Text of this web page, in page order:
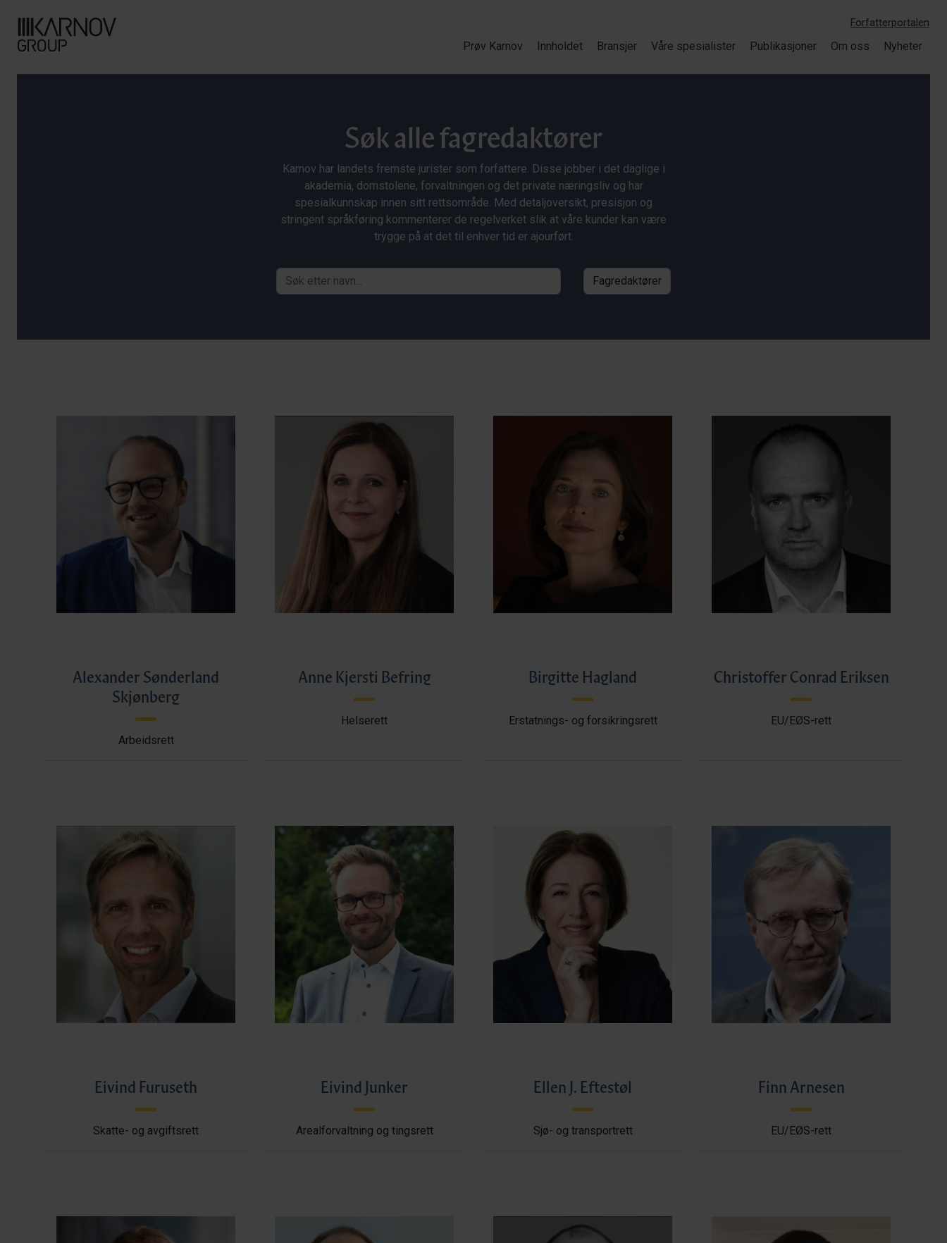
Forfatterportalen
Prøv Karnov Innholdet Bransjer Våre spesialister Publikasjoner Om oss Nyheter
Søk alle fagredaktører
Karnov har landets fremste jurister som forfattere. Disse jobber i det daglige i
akademia, domstolene, forvaltningen og det private næringsliv og har
spesialkunnskap innen sitt rettsområde. Med detaljoversikt, presisjon og
stringent språkføring kommenterer de regelverket slik at våre kunder kan være
trygge på at det til enhver tid er ajourført.
Alexander Sønderland
Skjønberg
Arbeidsrett
Anne Kjersti Befring
Helserett
Birgitte Hagland
Erstatnings- og forsikringsrett
Christoffer Conrad Eriksen
EU/EØS-rett
Eivind Furuseth
Skatte- og avgiftsrett
Eivind Junker
Arealforvaltning og tingsrett
Ellen J. Eftestøl
Sjø- og transportrett
Finn Arnesen
EU/EØS-rett